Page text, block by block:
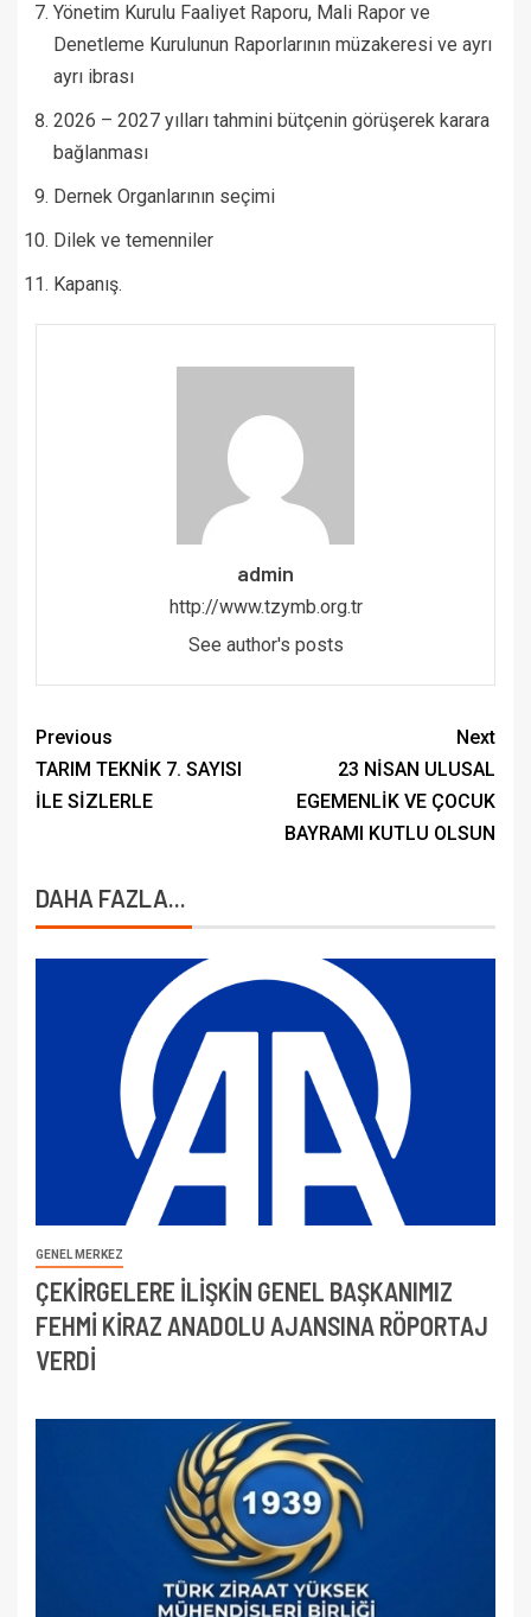
Yönetim Kurulu Faaliyet Raporu, Mali Rapor ve
Denetleme Kurulunun Raporlarının müzakeresi ve ayrı
ayrı ibrası
2026 – 2027 yılları tahmini bütçenin görüşerek karara
bağlanması
Dernek Organlarının seçimi
Dilek ve temenniler
Kapanış.
admin
http://www.tzymb.org.tr
See author's posts
Previous
TARIM TEKNİK 7. SAYISI
İLE SİZLERLE
Next
23 NİSAN ULUSAL
EGEMENLİK VE ÇOCUK
BAYRAMI KUTLU OLSUN
DAHA FAZLA...
GENEL MERKEZ
ÇEKİRGELERE İLİŞKİN GENEL BAŞKANIMIZ
FEHMİ KİRAZ ANADOLU AJANSINA RÖPORTAJ
VERDİ